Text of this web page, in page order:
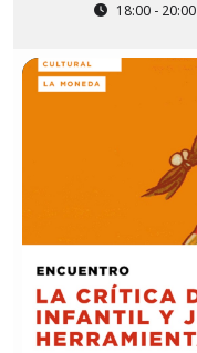
18:00 - 20:00